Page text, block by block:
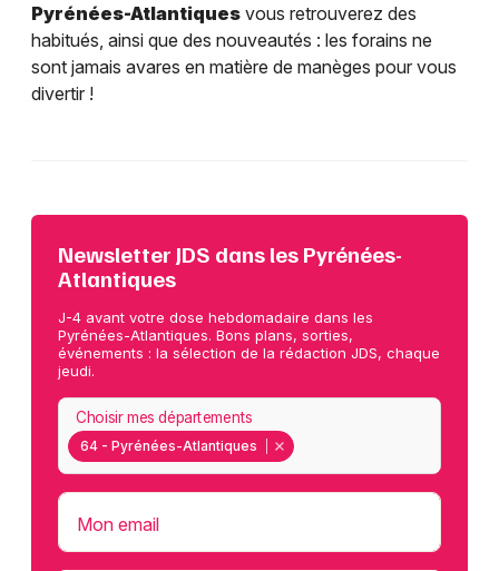
Pyrénées-Atlantiques vous retrouverez des
habitués, ainsi que des nouveautés : les forains ne
sont jamais avares en matière de manèges pour vous
divertir !
Newsletter JDS dans les Pyrénées-
Atlantiques
J-4 avant votre dose hebdomadaire dans les
Pyrénées-Atlantiques. Bons plans, sorties,
événements : la sélection de la rédaction JDS, chaque
jeudi.
64 - Pyrénées-Atlantiques
Choisir mes départements
Mon email